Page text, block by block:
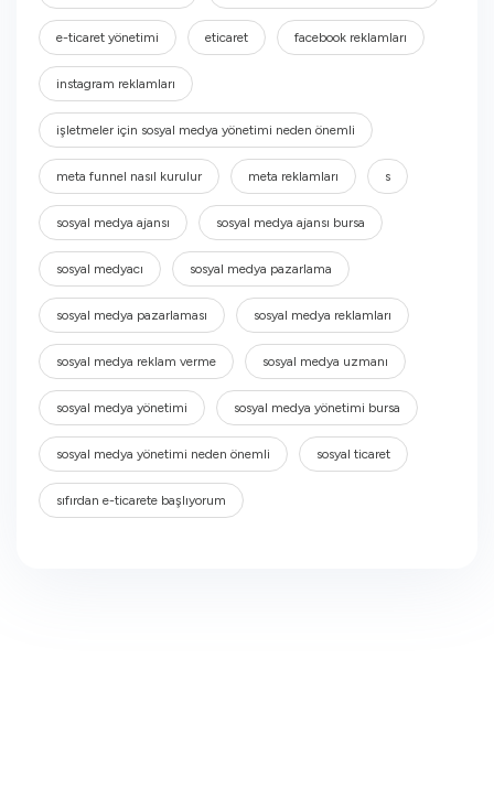
e-ticaret yönetimi eticaret facebook reklamları
instagram reklamları
işletmeler için sosyal medya yönetimi neden önemli
meta funnel nasıl kurulur meta reklamları s
sosyal medya ajansı sosyal medya ajansı bursa
sosyal medyacı sosyal medya pazarlama
sosyal medya pazarlaması sosyal medya reklamları
sosyal medya reklam verme sosyal medya uzmanı
sosyal medya yönetimi sosyal medya yönetimi bursa
sosyal medya yönetimi neden önemli sosyal ticaret
sıfırdan e-ticarete başlıyorum